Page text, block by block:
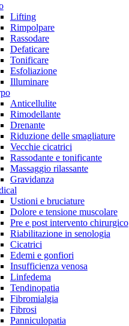
Lifting
Rimpolpare
Rassodare
Defaticare
Tonificare
Esfoliazione
Illuminare
Anticellulite
Rimodellante
Drenante
Riduzione delle smagliature
Vecchie cicatrici
Rassodante e tonificante
Massaggio rilassante
Gravidanza
Ustioni e bruciature
Dolore e tensione muscolare
Pre e post intervento chirurgico
Riabilitazione in senologia
Cicatrici
Edemi e gonfiori
Insufficienza venosa
Linfedema
Tendinopatia
Fibromialgia
Fibrosi
Panniculopatia